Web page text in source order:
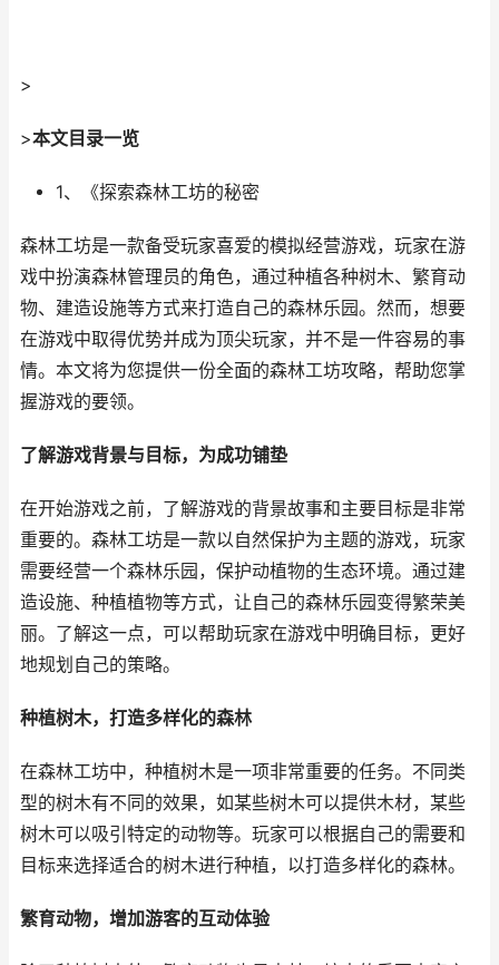
>
>本文目录一览
1、《探索森林工坊的秘密
森林工坊是一款备受玩家喜爱的模拟经营游戏，玩家在游
戏中扮演森林管理员的角色，通过种植各种树木、繁育动
物、建造设施等方式来打造自己的森林乐园。然而，想要
在游戏中取得优势并成为顶尖玩家，并不是一件容易的事
情。本文将为您提供一份全面的森林工坊攻略，帮助您掌
握游戏的要领。
了解游戏背景与目标，为成功铺垫
在开始游戏之前，了解游戏的背景故事和主要目标是非常
重要的。森林工坊是一款以自然保护为主题的游戏，玩家
需要经营一个森林乐园，保护动植物的生态环境。通过建
造设施、种植植物等方式，让自己的森林乐园变得繁荣美
丽。了解这一点，可以帮助玩家在游戏中明确目标，更好
地规划自己的策略。
种植树木，打造多样化的森林
在森林工坊中，种植树木是一项非常重要的任务。不同类
型的树木有不同的效果，如某些树木可以提供木材，某些
树木可以吸引特定的动物等。玩家可以根据自己的需要和
目标来选择适合的树木进行种植，以打造多样化的森林。
繁育动物，增加游客的互动体验